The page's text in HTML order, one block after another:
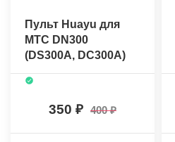
Пульт Huayu для
МТС DN300
(DS300A, DC300A)
350 400